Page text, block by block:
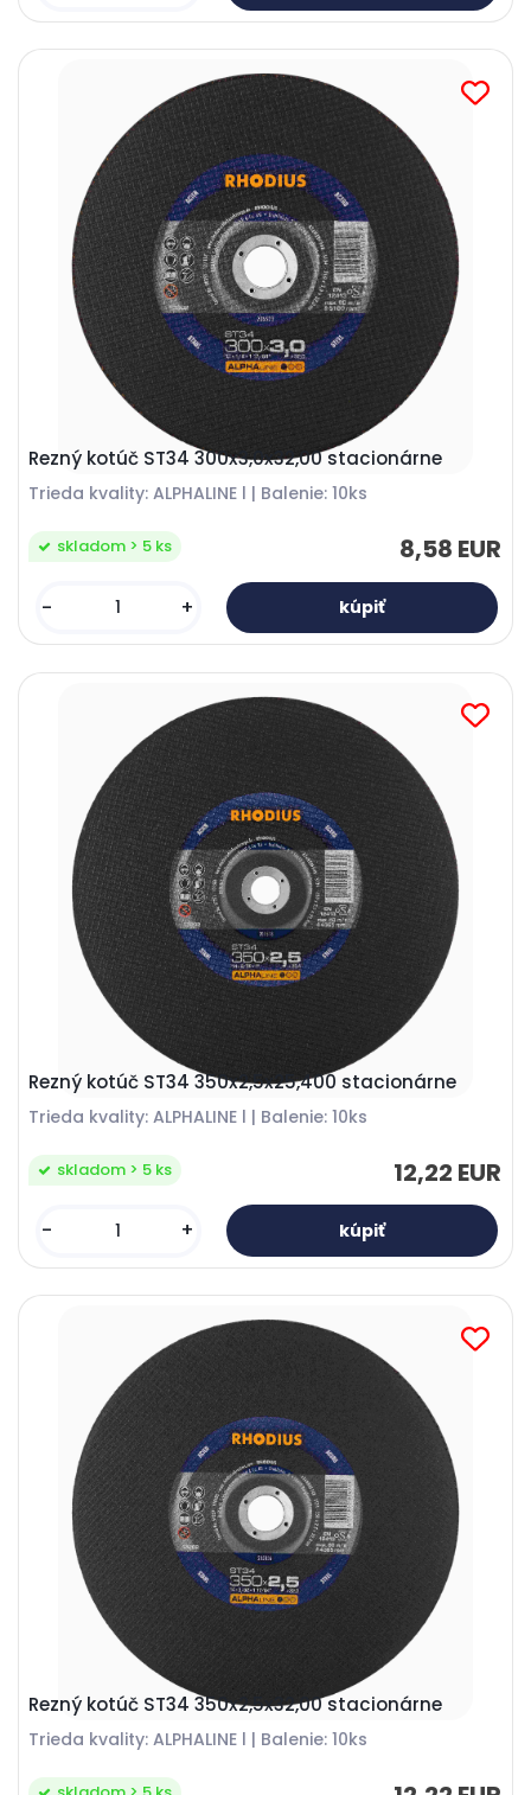
Rezný kotúč ST34 300x3,0x32,00 stacionárne
Trieda kvality: ALPHALINE l | Balenie: 10ks
8,58 EUR
skladom > 5 ks
- +
Rezný kotúč ST34 350x2,5x25,400 stacionárne
Trieda kvality: ALPHALINE l | Balenie: 10ks
12,22 EUR
skladom > 5 ks
- +
Rezný kotúč ST34 350x2,5x32,00 stacionárne
Trieda kvality: ALPHALINE l | Balenie: 10ks